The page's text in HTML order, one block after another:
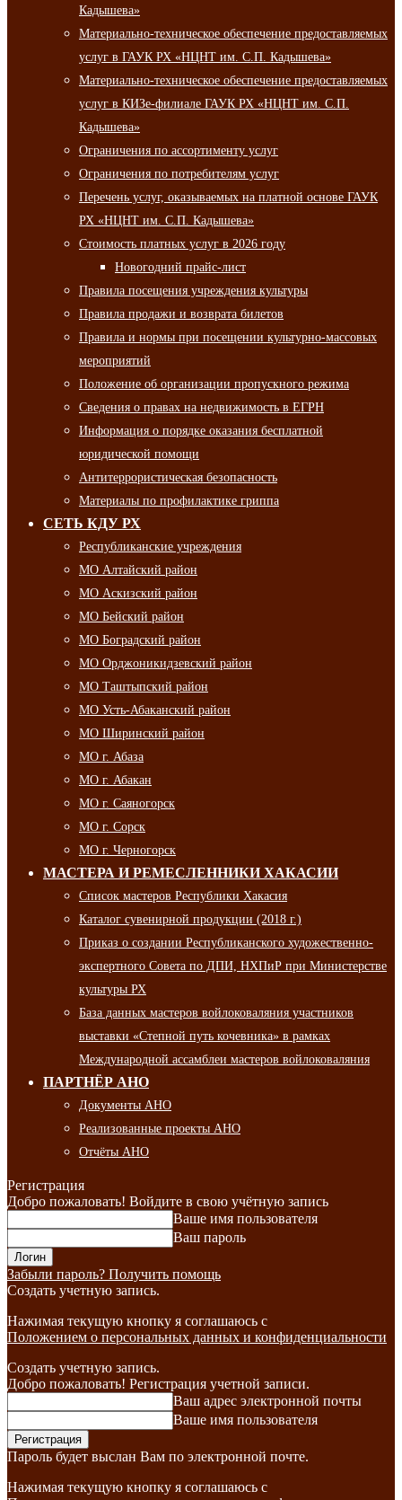
Кадышева»
Материально-техническое обеспечение предоставляемых
услуг в ГАУК РХ «НЦНТ им. С.П. Кадышева»
Материально-техническое обеспечение предоставляемых
услуг в КИЗе-филиале ГАУК РХ «НЦНТ им. С.П.
Кадышева»
Ограничения по ассортименту услуг
Ограничения по потребителям услуг
Перечень услуг, оказываемых на платной основе ГАУК
РХ «НЦНТ им. С.П. Кадышева»
Стоимость платных услуг в 2026 году
Новогодний прайс-лист
Правила посещения учреждения культуры
Правила продажи и возврата билетов
Правила и нормы при посещении культурно-массовых
мероприятий
Положение об организации пропускного режима
Сведения о правах на недвижимость в ЕГРН
Информация о порядке оказания бесплатной
юридической помощи
Антитеррористическая безопасность
Материалы по профилактике гриппа
СЕТЬ КДУ РХ
Республиканские учреждения
МО Алтайский район
МО Аскизский район
МО Бейский район
МО Боградский район
МО Орджоникидзевский район
МО Таштыпский район
МО Усть-Абаканский район
МО Ширинский район
МО г. Абаза
МО г. Абакан
МО г. Саяногорск
МО г. Сорск
МО г. Черногорск
МАСТЕРА И РЕМЕСЛЕННИКИ ХАКАСИИ
Список мастеров Республики Хакасия
Каталог сувенирной продукции (2018 г.)
Приказ о создании Республиканского художественно-
экспертного Совета по ДПИ, НХПиР при Министерстве
культуры РХ
База данных мастеров войлоковаляния участников
выставки «Степной путь кочевника» в рамках
Международной ассамблеи мастеров войлоковаляния
ПАРТНЁР АНО
Документы АНО
Реализованные проекты АНО
Отчёты АНО
Регистрация
Добро пожаловать! Войдите в свою учётную запись
Ваше имя пользователя
Ваш пароль
Забыли пароль? Получить помощь
Создать учетную запись.
Нажимая текущую кнопку я соглашаюсь с
Положением о персональных данных и конфиденциальности
Создать учетную запись.
Добро пожаловать! Регистрация учетной записи.
Ваш адрес электронной почты
Ваше имя пользователя
Пароль будет выслан Вам по электронной почте.
Нажимая текущую кнопку я соглашаюсь с